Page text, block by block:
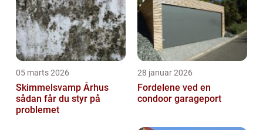
mennesk...
05 marts 2026
Skimmelsvamp Århus
sådan får du styr på
problemet
28 januar 2026
Fordelene ved en
condoor garageport